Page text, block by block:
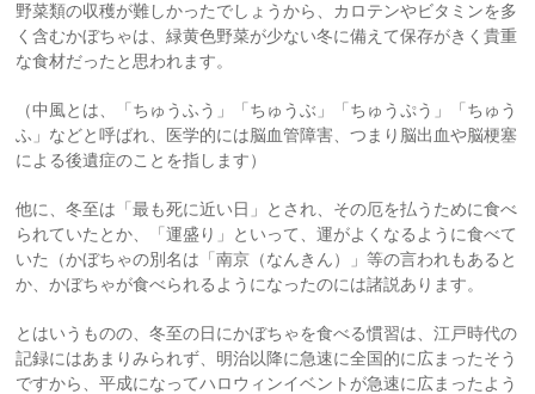
野菜類の収穫が難しかったでしょうから、カロテンやビタミンを多
く含むかぼちゃは、緑黄色野菜が少ない冬に備えて保存がきく貴重
な食材だったと思われます。
（中風とは、「ちゅうふう」「ちゅうぶ」「ちゅうぷう」「ちゅう
ふ」などと呼ばれ、医学的には脳血管障害、つまり脳出血や脳梗塞
による後遺症のことを指します）
他に、冬至は「最も死に近い日」とされ、その厄を払うために食べ
られていたとか、「運盛り」といって、運がよくなるように食べて
いた（かぼちゃの別名は「南京（なんきん）」等の言われもあると
か、かぼちゃが食べられるようになったのには諸説あります。
とはいうものの、冬至の日にかぼちゃを食べる慣習は、江戸時代の
記録にはあまりみられず、明治以降に急速に全国的に広まったそう
ですから、平成になってハロウィンイベントが急速に広まったよう